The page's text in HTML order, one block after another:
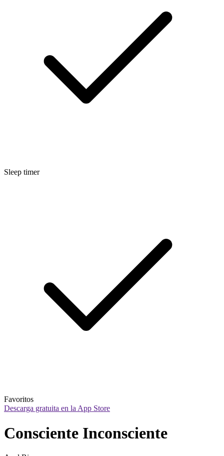
Sleep timer
Favoritos
Descarga gratuita en la App Store
Consciente Inconsciente